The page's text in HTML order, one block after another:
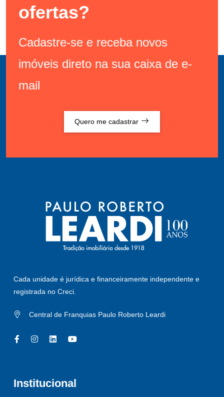
ofertas?
Cadastre-se e receba novos
imóveis direto na sua caixa de e-
mail
Quero me cadastrar
Cada unidade é jurídica e financeiramente independente e
registrada no Creci.
Central de Franquias Paulo Roberto Leardi
Institucional